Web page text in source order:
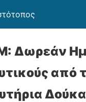
Δωρεάν
από
Δούκα